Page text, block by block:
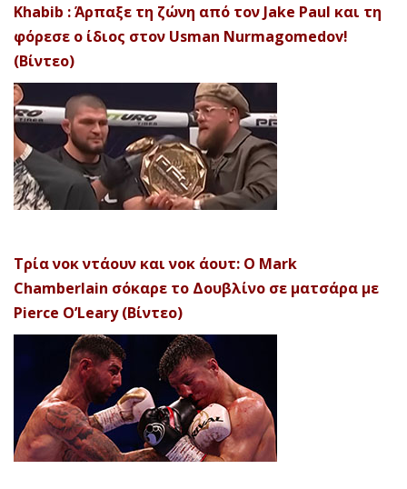
Khabib : Άρπαξε τη ζώνη από τον Jake Paul και τη
φόρεσε ο ίδιος στον Usman Nurmagomedov!
(Βίντεο)
Τρία νοκ ντάουν και νοκ άουτ: Ο Mark
Chamberlain σόκαρε το Δουβλίνο σε ματσάρα με
Pierce O’Leary (Βίντεο)